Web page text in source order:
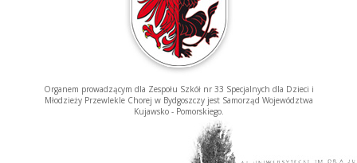
Organem prowadzącym dla Zespołu Szkół nr 33 Specjalnych dla Dzieci i
Młodzieży Przewlekle Chorej w Bydgoszczy jest Samorząd Województwa
Kujawsko - Pomorskiego.